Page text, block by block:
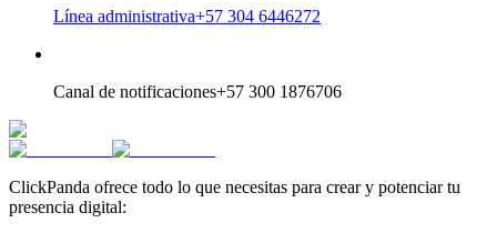
Línea administrativa+57 304 6446272
Canal de notificaciones+57 300 1876706
ClickPanda ofrece todo lo que necesitas para crear y potenciar tu
presencia digital: